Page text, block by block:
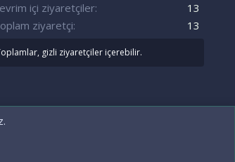
içi ziyaretçiler
13
ziyaretçi
13
gizli ziyaretçiler içerebilir.